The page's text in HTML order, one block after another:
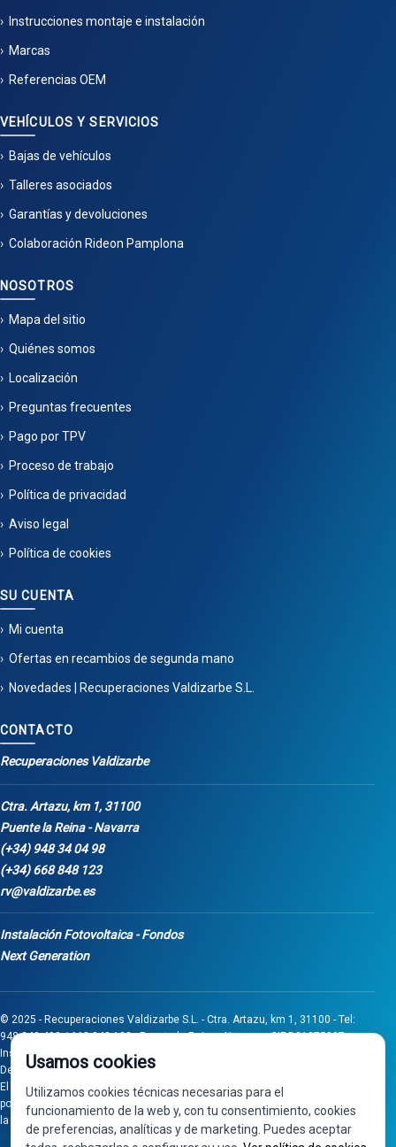
Instrucciones montaje e instalación
Marcas
Referencias OEM
VEHÍCULOS Y SERVICIOS
Bajas de vehículos
Talleres asociados
Garantías y devoluciones
Colaboración Rideon Pamplona
NOSOTROS
Mapa del sitio
Quiénes somos
Localización
Preguntas frecuentes
Pago por TPV
Proceso de trabajo
Política de privacidad
Aviso legal
Política de cookies
SU CUENTA
Mi cuenta
Ofertas en recambios de segunda mano
Novedades | Recuperaciones Valdizarbe S.L.
CONTACTO
Recuperaciones Valdizarbe
Ctra. Artazu, km 1, 31100
Puente la Reina - Navarra
(+34) 948 34 04 98
(+34) 668 848 123
rv@valdizarbe.es
Instalación Fotovoltaica - Fondos
Next Generation
© 2025 - Recuperaciones Valdizarbe S.L. - Ctra. Artazu, km 1, 31100 - Tel:
948 340 498 / 668 848 123 - Puente la Reina - Navarra - CIF B31275837.
Inscrita en el Registro Mercantil de Navarra, Tomo 32, Folio 75, Hoja 525.
Desarrollado porSeintosoft
El proyecto de inversión "0011-0558-2024-000008" ha sido subvencionado
por Gobierno de Navarra al amparo de la convocatoria de 2024 de Ayudas a
la inversión en pymes industriales
Usamos cookies
Utilizamos cookies técnicas necesarias para el
funcionamiento de la web y, con tu consentimiento, cookies
de preferencias, analíticas y de marketing. Puedes aceptar